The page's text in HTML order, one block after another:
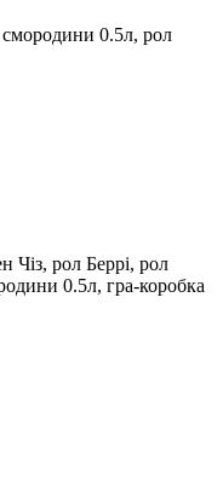
0.5л, рол
Чіз, рол Беррі, рол
0.5л, гра-коробка